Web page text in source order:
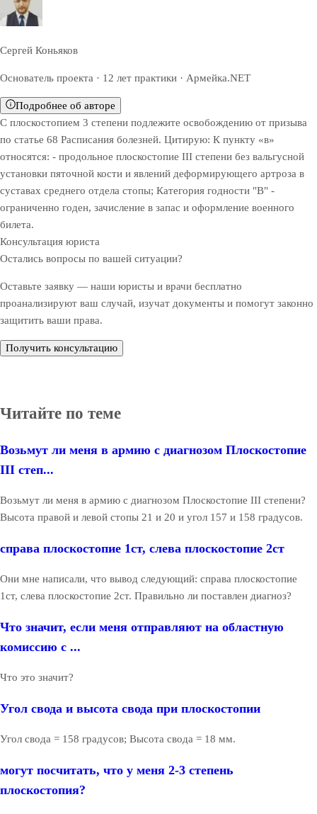
Сергей Коньяков
Основатель проекта · 12 лет практики · Армейка.NET
Подробнее об авторе
С плоскостопием 3 степени подлежите освобождению от призыва
по статье 68 Расписания болезней. Цитирую: К пункту «в»
относятся: - продольное плоскостопие III степени без вальгусной
установки пяточной кости и явлений деформирующего артроза в
суставах среднего отдела стопы; Категория годности "В" -
ограниченно годен, зачисление в запас и оформление военного
билета.
Консультация юриста
Остались вопросы по вашей ситуации?
Оставьте заявку — наши юристы и врачи бесплатно
проанализируют ваш случай, изучат документы и помогут законно
защитить ваши права.
Получить консультацию
Читайте по теме
Возьмут ли меня в армию с диагнозом Плоскостопие
III степ...
Возьмут ли меня в армию с диагнозом Плоскостопие III степени?
Высота правой и левой стопы 21 и 20 и угол 157 и 158 градусов.
справа плоскостопие 1ст, слева плоскостопие 2ст
Они мне написали, что вывод следующий: справа плоскостопие
1ст, слева плоскостопие 2ст. Правильно ли поставлен диагноз?
Что значит, если меня отправляют на областную
комиссию с ...
Что это значит?
Угол свода и высота свода при плоскостопии
Угол свода = 158 градусов; Высота свода = 18 мм.
могут посчитать, что у меня 2-3 степень
плоскостопия?